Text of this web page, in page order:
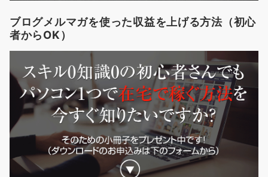
ブログメルマガを使った収益を上げる方法（初心
者からOK）